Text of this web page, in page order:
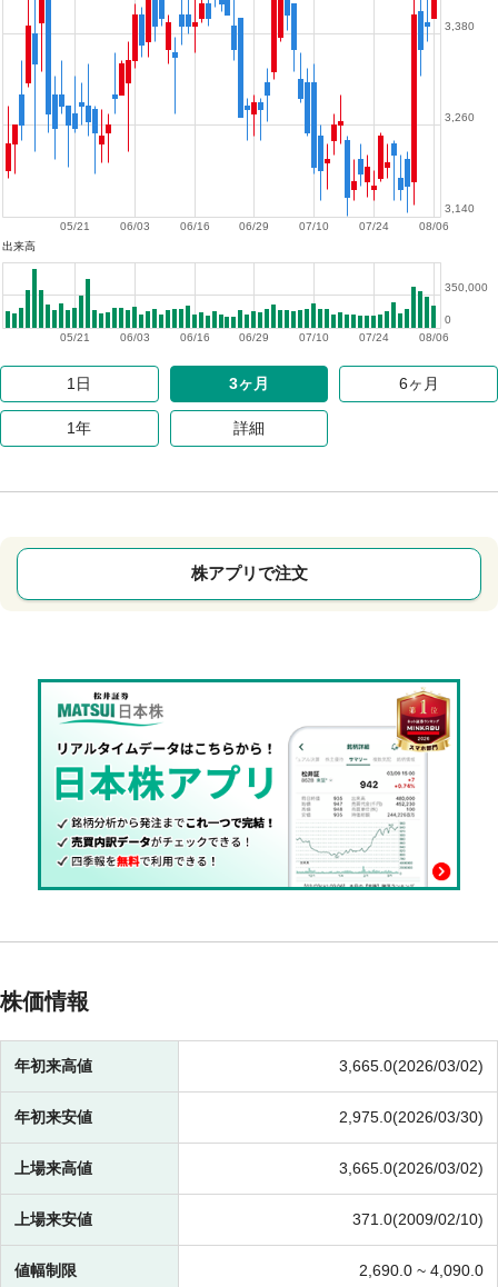
08/06
07/24
07/10
06/29
06/16
06/03
05/21
3,140
3,260
3,380
出来高
08/06
07/24
07/10
06/29
06/16
06/03
05/21
0
350,000
1日 3ヶ月 6ヶ月
1年 詳細
株アプリで注文
株価情報
年初来高値 3,665.0(2026/03/02)
年初来安値 2,975.0(2026/03/30)
上場来高値 3,665.0(2026/03/02)
上場来安値 371.0(2009/02/10)
値幅制限 2,690.0 ~ 4,090.0